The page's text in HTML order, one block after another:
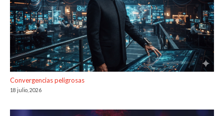
Convergencias peligrosas
18 julio, 2026